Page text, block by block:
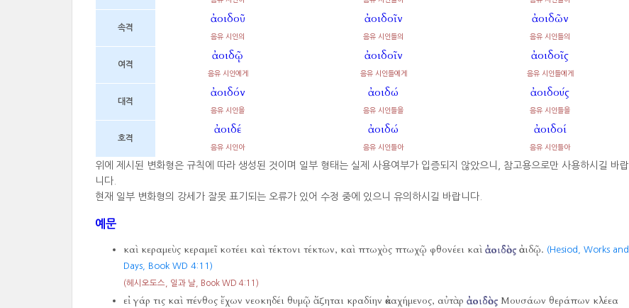
속격
ἀοιδοῦ
음유 시인의
ἀοιδοῖν
음유 시인들의
ἀοιδῶν
음유 시인들의
여격
ἀοιδῷ
음유 시인에게
ἀοιδοῖν
음유 시인들에게
ἀοιδοῖς
음유 시인들에게
대격
ἀοιδόν
음유 시인을
ἀοιδώ
음유 시인들을
ἀοιδούς
음유 시인들을
호격
ἀοιδέ
음유 시인아
ἀοιδώ
음유 시인들아
ἀοιδοί
음유 시인들아
위에 제시된 변화형은 규칙에 따라 생성된 것이며 일부 형태는 실제 사용여부가 입증되지 않았으니, 참고용으로만 사용하시길 바랍
니다.
현재 일부 변화형의 강세가 잘못 표기되는 오류가 있어 수정 중에 있으니 유의하시길 바랍니다.
예문
καὶ κεραμεὺς κεραμεῖ κοτέει καὶ τέκτονι τέκτων, καὶ πτωχὸς πτωχῷ φθονέει καὶ ἀοιδὸςἀοιδῷ. (Hesiod, Works and
Days, Book WD 4:11)
(헤시오도스, 일과 날, Book WD 4:11)
εἰ γάρ τις καὶ πένθος ἔχων νεοκηδέι θυμῷ ἄζηται κραδίην ἀκαχήμενος, αὐτὰρ ἀοιδὸςΜουσάων θεράπων κλέεα